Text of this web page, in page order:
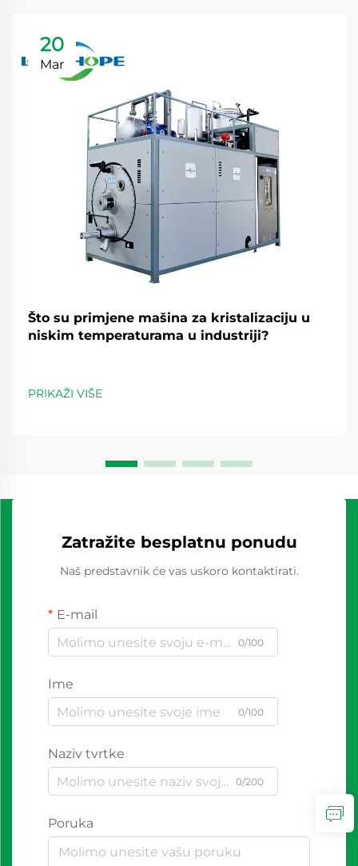
20
Mar
Što su primjene mašina za kristalizaciju u
niskim temperaturama u industriji?
PRIKAŽI VIŠE
Zatražite besplatnu ponudu
Naš predstavnik će vas uskoro kontaktirati.
E-mail
0/100
Ime
0/100
Naziv tvrtke
0/200
Poruka